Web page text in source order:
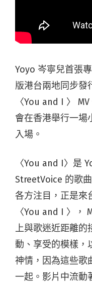
Yoyo 岑寧兒首張
版港台兩地同步發
〈You and I 〉
會在香港舉行一場
入場。
〈You and I〉是
StreetVoice 的歌
各方注目，正是來
〈You and I 〉，
上與歌迷近距離的
動、享受的模樣，
神情，因為這些歌
一起。影片中流動